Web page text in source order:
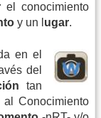
el conocimiento
y un l ugar.
en el
del
tan
Conocimiento